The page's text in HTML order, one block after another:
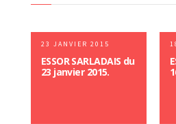
23 JANVIER 2015
ESSOR SARLADAIS du
23 janvier 2015.